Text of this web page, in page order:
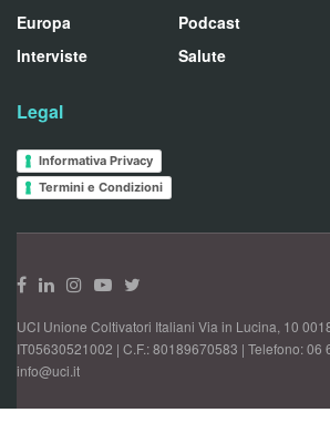
Europa
Interviste
Podcast
Salute
Legal
Informativa Privacy
Termini e Condizioni
UCI Unione Coltivatori Italiani Via in Lucina, 10
IT05630521002 | C.F.: 80189670583 | Telefono: 06
info@uci.it